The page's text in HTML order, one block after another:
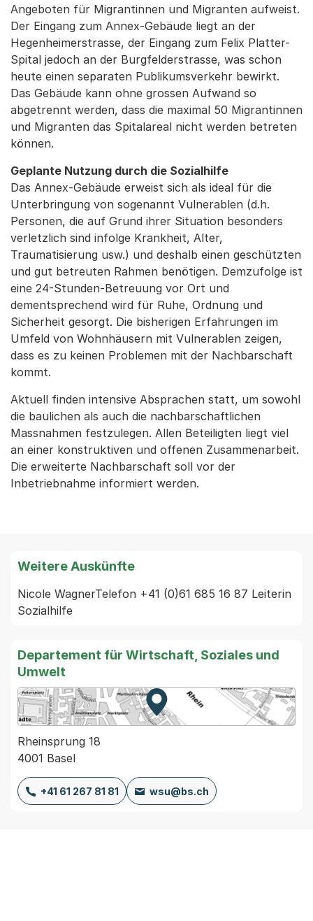
Angeboten für Migrantinnen und Migranten aufweist.
Der Eingang zum Annex-Gebäude liegt an der
Hegenheimerstrasse, der Eingang zum Felix Platter-
Spital jedoch an der Burgfelderstrasse, was schon
heute einen separaten Publikumsverkehr bewirkt.
Das Gebäude kann ohne grossen Aufwand so
abgetrennt werden, dass die maximal 50 Migrantinnen
und Migranten das Spitalareal nicht werden betreten
können.
Geplante Nutzung durch die Sozialhilfe
Das Annex-Gebäude erweist sich als ideal für die
Unterbringung von sogenannt Vulnerablen (d.h.
Personen, die auf Grund ihrer Situation besonders
verletzlich sind infolge Krankheit, Alter,
Traumatisierung usw.) und deshalb einen geschützten
und gut betreuten Rahmen benötigen. Demzufolge ist
eine 24-Stunden-Betreuung vor Ort und
dementsprechend wird für Ruhe, Ordnung und
Sicherheit gesorgt. Die bisherigen Erfahrungen im
Umfeld von Wohnhäusern mit Vulnerablen zeigen,
dass es zu keinen Problemen mit der Nachbarschaft
kommt.
Aktuell finden intensive Absprachen statt, um sowohl
die baulichen als auch die nachbarschaftlichen
Massnahmen festzulegen. Allen Beteiligten liegt viel
an einer konstruktiven und offenen Zusammenarbeit.
Die erweiterte Nachbarschaft soll vor der
Inbetriebnahme informiert werden.
Weitere Auskünfte
Nicole WagnerTelefon +41 (0)61 685 16 87 Leiterin
Sozialhilfe
Departement für Wirtschaft, Soziales und
Umwelt
Zur Karte von MapBS.
Externer Link, wird in einem
Rheinsprung 18
4001 Basel
+41 61 267 81 81 wsu@bs.ch